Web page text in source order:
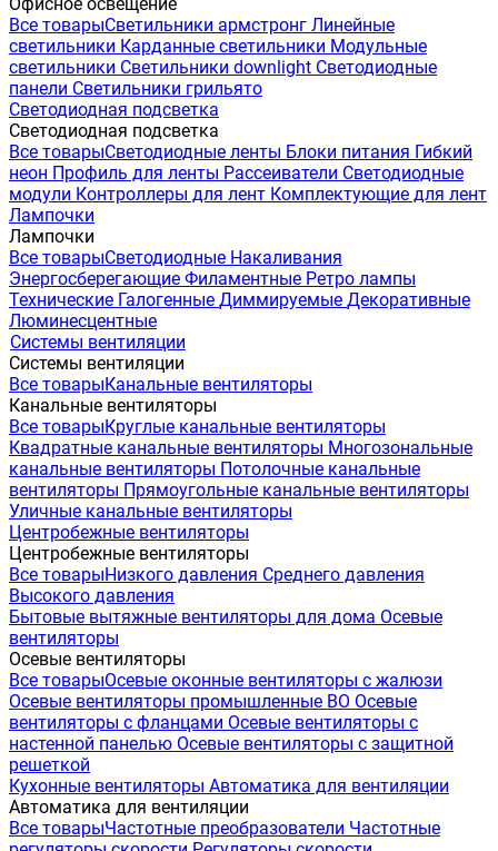
Все товарыСветильники армстронг Линейные
светильники Карданные светильники Модульные
светильники Светильники downlight Светодиодные
панели Светильники грильято
Светодиодная подсветка
Светодиодная подсветка
Все товарыСветодиодные ленты Блоки питания Гибкий
неон Профиль для ленты Рассеиватели Светодиодные
модули Контроллеры для лент Комплектующие для лент
Лампочки
Лампочки
Все товарыСветодиодные Накаливания
Энергосберегающие Филаментные Ретро лампы
Технические Галогенные Диммируемые Декоративные
Люминесцентные
Системы вентиляции
Системы вентиляции
Все товарыКанальные вентиляторы
Канальные вентиляторы
Все товарыКруглые канальные вентиляторы
Квадратные канальные вентиляторы Многозональные
канальные вентиляторы Потолочные канальные
вентиляторы Прямоугольные канальные вентиляторы
Уличные канальные вентиляторы
Центробежные вентиляторы
Центробежные вентиляторы
Все товарыНизкого давления Среднего давления
Высокого давления
Бытовые вытяжные вентиляторы для дома Осевые
вентиляторы
Осевые вентиляторы
Все товарыОсевые оконные вентиляторы с жалюзи
Осевые вентиляторы промышленные ВО Осевые
вентиляторы с фланцами Осевые вентиляторы с
настенной панелью Осевые вентиляторы с защитной
решеткой
Кухонные вентиляторы Автоматика для вентиляции
Автоматика для вентиляции
Все товарыЧастотные преобразователи Частотные